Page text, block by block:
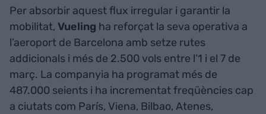
Per absorbir aquest flux irregular i garantir la
mobilitat, Vueling ha reforçat la seva operativa a
l’aeroport de Barcelona amb setze rutes
addicionals i més de 2.500 vols entre l’1 i el 7 de
març. La companyia ha programat més de
487.000 seients i ha incrementat freqüències cap
a ciutats com París, Viena, Bilbao, Atenes,